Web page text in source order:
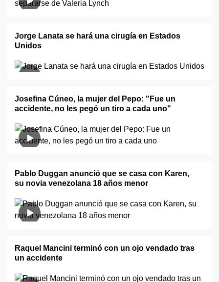
Jorge Lanata se hará una cirugía en Estados
Unidos
Josefina Cúneo, la mujer del Pepo: "Fue un
accidente, no les pegó un tiro a cada uno"
Pablo Duggan anunció que se casa con Karen,
su novia venezolana 18 años menor
Raquel Mancini terminó con un ojo vendado tras
un accidente